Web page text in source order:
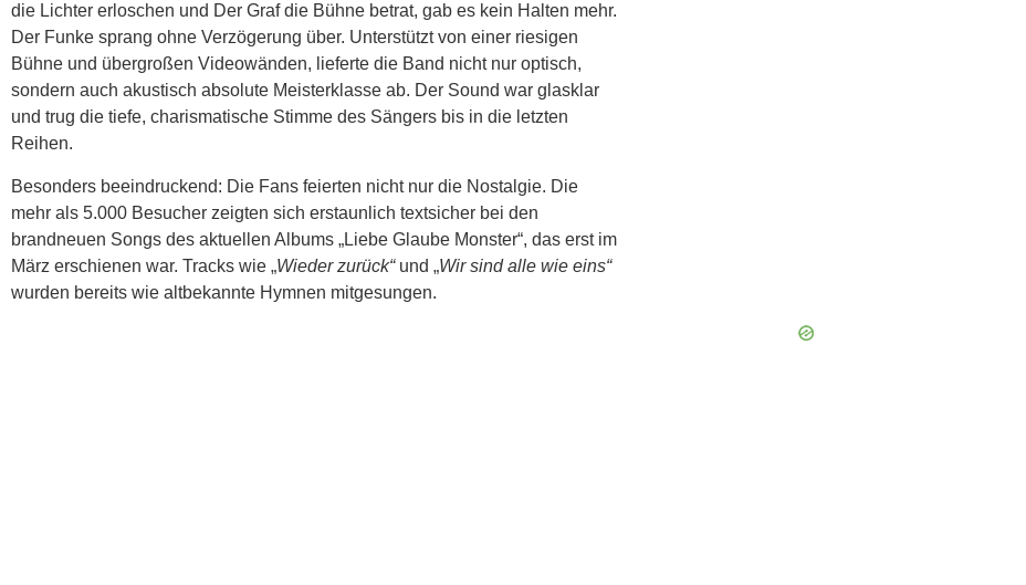
die Lichter erloschen und Der Graf die Bühne betrat, gab es kein Halten mehr.
Der Funke sprang ohne Verzögerung über. Unterstützt von einer riesigen
Bühne und übergroßen Videowänden, lieferte die Band nicht nur optisch,
sondern auch akustisch absolute Meisterklasse ab. Der Sound war glasklar
und trug die tiefe, charismatische Stimme des Sängers bis in die letzten
Reihen.
Besonders beeindruckend: Die Fans feierten nicht nur die Nostalgie. Die
mehr als 5.000 Besucher zeigten sich erstaunlich textsicher bei den
brandneuen Songs des aktuellen Albums „Liebe Glaube Monster“, das erst im
März erschienen war. Tracks wie „Wieder zurück“und „Wir sind alle wie eins“
wurden bereits wie altbekannte Hymnen mitgesungen.